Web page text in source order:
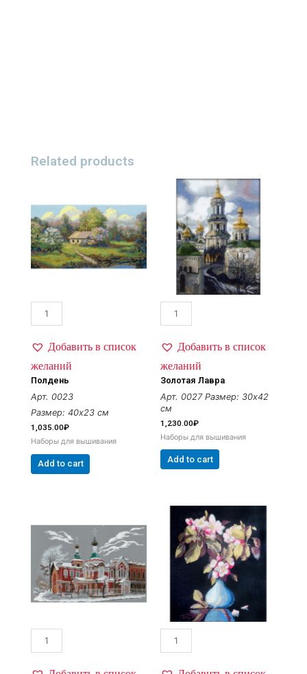
Related products
Добавить в список
желаний
Полдень
Арт. 0023
Размер: 40х23 см
1,035.00₽
Наборы для вышивания
Add to cart
Добавить в список
желаний
Золотая Лавра
Арт. 0027 Размер: 30х42
см
1,230.00₽
Наборы для вышивания
Add to cart